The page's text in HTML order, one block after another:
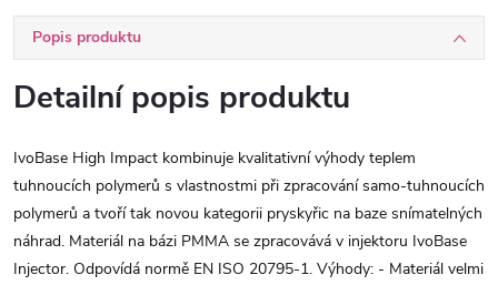
Popis produktu
Detailní popis produktu
IvoBase High Impact kombinuje kvalitativní výhody teplem
tuhnoucích polymerů s vlastnostmi při zpracování samo-tuhnoucích
polymerů a tvoří tak novou kategorii pryskyřic na baze snímatelných
náhrad. Materiál na bázi PMMA se zpracovává v injektoru IvoBase
Injector. Odpovídá normě EN ISO 20795-1. Výhody: - Materiál velmi